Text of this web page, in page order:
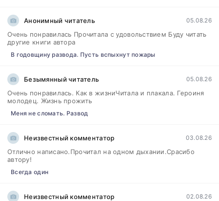
Анонимный читатель 05.08.26
Очень понравилась Прочитала с удовольствием Буду читать
другие книги автора
В годовщину развода. Пусть вспыхнут пожары
Безымянный читатель 05.08.26
Очень понравилась. Как в жизниЧитала и плакала. Героиня
молодец. Жизнь прожить
Меня не сломать. Развод
Неизвестный комментатор 03.08.26
Отлично написано.Прочитал на одном дыхании.Срасибо
автору!
Всегда один
Неизвестный комментатор 02.08.26